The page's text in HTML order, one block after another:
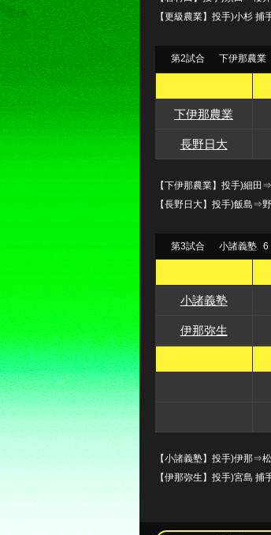
【更級農業】投手)小杉 捕
第2試合 下伊那農業
下伊那農業
長野日大
【下伊那農業】投手)細
【長野日大】投手)飯島⇒
第3試合 小諸義塾 6
小諸義塾
伊那弥生
【小諸義塾】投手)伊那⇒
【伊那弥生】投手)宮島